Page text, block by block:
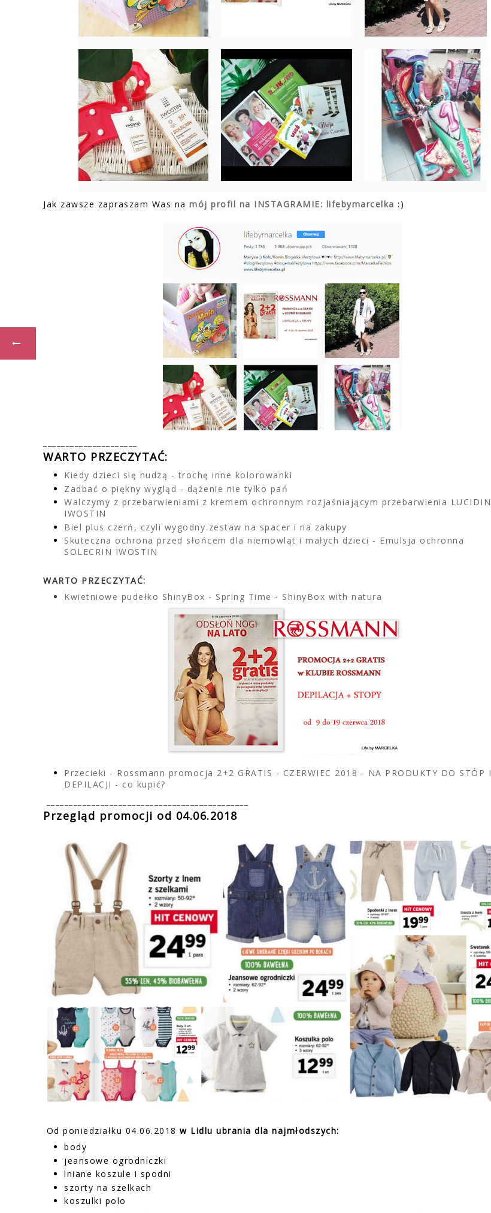
Jak zawsze zapraszam Was na mój profil na INSTAGRAMIE: lifebymarcelka :)
WARTO PRZECZYTAĆ:
Kiedy dzieci się nudzą - trochę inne kolorowanki
Zadbać o piękny wygląd - dążenie nie tylko pań
Walczymy z przebarwieniami z kremem ochronnym rozjaśniającym przebarwienia LUCIDIN
IWOSTIN
Biel plus czerń, czyli wygodny zestaw na spacer i na zakupy
Skuteczna ochrona przed słońcem dla niemowląt i małych dzieci - Emulsja ochronna
SOLECRIN IWOSTIN
WARTO PRZECZYTAĆ:
Kwietniowe pudełko ShinyBox - Spring Time - ShinyBox with natura
Przecieki - Rossmann promocja 2+2 GRATIS - CZERWIEC 2018 - NA PRODUKTY DO STÓP I
DEPILACJI - co kupić?
Przegląd promocji od 04.06.2018
Od poniedziałku 04.06.2018 w Lidlu ubrania dla najmłodszych:
body
jeansowe ogrodniczki
lniane koszule i spodni
szorty na szelkach
koszulki polo